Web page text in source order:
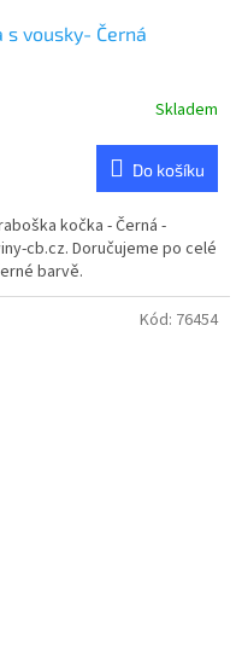
s vousky- Černá
Skladem
Do košíku
kočka - Černá -
cb.cz. Doručujeme po celé
barvě.
Kód: 76454